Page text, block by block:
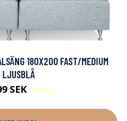
180X200 FAST/MEDIUM
LJUSBLÅ
SEK13999 SEK